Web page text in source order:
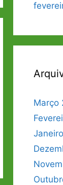
Março